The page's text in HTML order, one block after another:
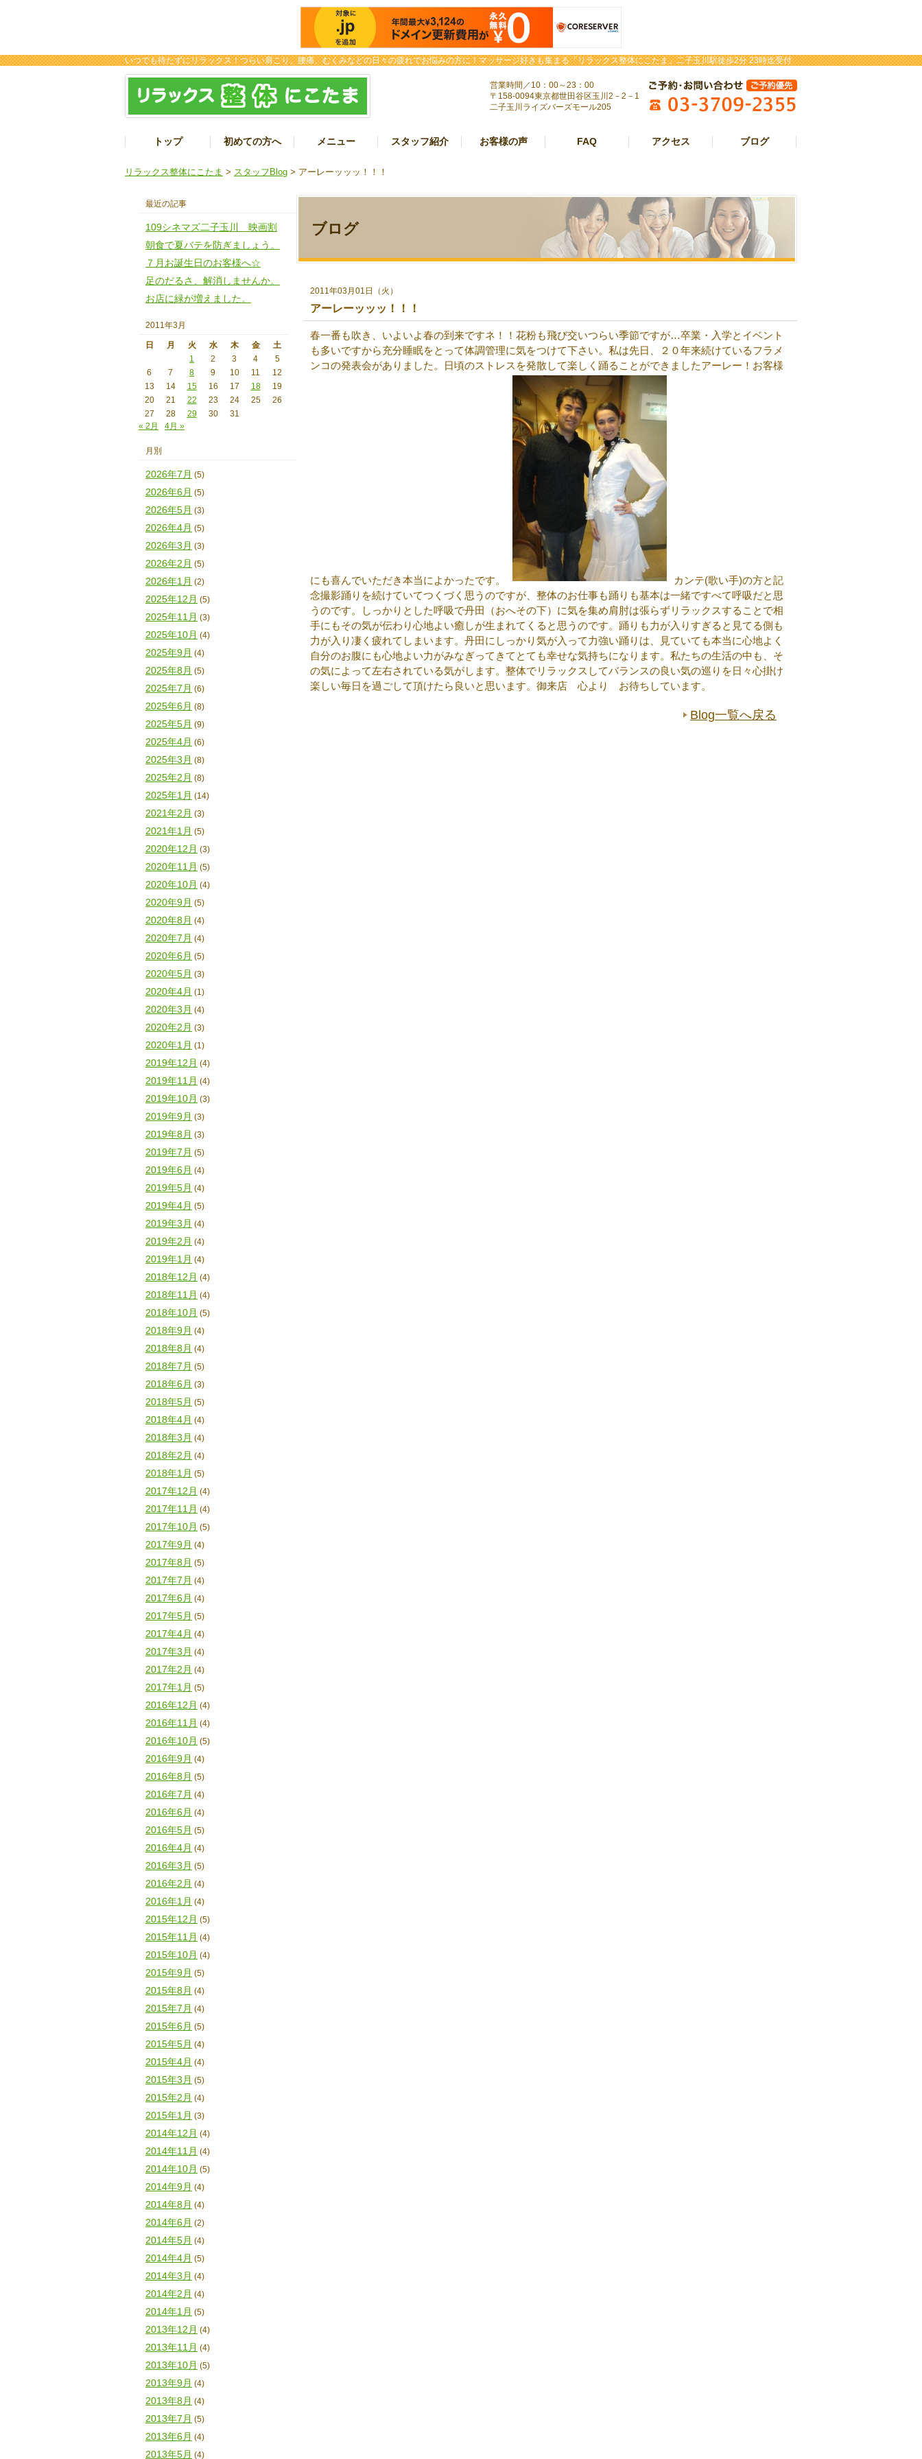
いつでも待たずにリラックス！つらい肩こり、腰痛、むくみなどの日々の疲れでお悩みの方に！マッサージ好きも集まる「リラックス整体にこたま」二子玉川駅徒歩2分 23時迄受付
営業時間／10：00～23：00
〒158-0094東京都世田谷区玉川2－2－1
二子玉川ライズバーズモール205
トップ 初めての方へ メニュー スタッフ紹介 お客様の声 FAQ アクセス ブログ
リラックス整体にこたま > スタッフBlog > アーレーッッッ！！！
ブログ
2011年03月01日（火）
アーレーッッッ！！！
春一番も吹き、いよいよ春の到来ですネ！！花粉も飛び交いつらい季節ですが…卒業・入学とイベント
も多いですから充分睡眠をとって体調管理に気をつけて下さい。私は先日、２０年来続けているフラメ
ンコの発表会がありました。日頃のストレスを発散して楽しく踊ることができましたアーレー！お客様
にも喜んでいただき本当によかったです。
カンテ(歌い手)の方と記
念撮影踊りを続けていてつくづく思うのですが、整体のお仕事も踊りも基本は一緒ですべて呼吸だと思
うのです。しっかりとした呼吸で丹田（おへその下）に気を集め肩肘は張らずリラックスすることで相
手にもその気が伝わり心地よい癒しが生まれてくると思うのです。踊りも力が入りすぎると見てる側も
力が入り凄く疲れてしまいます。丹田にしっかり気が入って力強い踊りは、見ていても本当に心地よく
自分のお腹にも心地よい力がみなぎってきてとても幸せな気持ちになります。私たちの生活の中も、そ
の気によって左右されている気がします。整体でリラックスしてバランスの良い気の巡りを日々心掛け
楽しい毎日を過ごして頂けたら良いと思います。御来店 心より お待ちしています。
Blog一覧へ戻る
最近の記事
109シネマズ二子玉川 映画割
朝食で夏バテを防ぎましょう。
７月お誕生日のお客様へ☆
足のだるさ、解消しませんか。
お店に緑が増えました。
2011年3月
日 月 火 水 木 金
土
1
2 3 4
5
6
7 8 9 10 11
12
13
14 15 16 17 18
19
20
21 22 23 24 25
26
27
28 29 30
31
« 2月
4月 »
月別
2026年7月 (5)
2026年6月 (5)
2026年5月 (3)
2026年4月 (5)
2026年3月 (3)
2026年2月 (5)
2026年1月 (2)
2025年12月 (5)
2025年11月 (3)
2025年10月 (4)
2025年9月 (4)
2025年8月 (5)
2025年7月 (6)
2025年6月 (8)
2025年5月 (9)
2025年4月 (6)
2025年3月 (8)
2025年2月 (8)
2025年1月 (14)
2021年2月 (3)
2021年1月 (5)
2020年12月 (3)
2020年11月 (5)
2020年10月 (4)
2020年9月 (5)
2020年8月 (4)
2020年7月 (4)
2020年6月 (5)
2020年5月 (3)
2020年4月 (1)
2020年3月 (4)
2020年2月 (3)
2020年1月 (1)
2019年12月 (4)
2019年11月 (4)
2019年10月 (3)
2019年9月 (3)
2019年8月 (3)
2019年7月 (5)
2019年6月 (4)
2019年5月 (4)
2019年4月 (5)
2019年3月 (4)
2019年2月 (4)
2019年1月 (4)
2018年12月 (4)
2018年11月 (4)
2018年10月 (5)
2018年9月 (4)
2018年8月 (4)
2018年7月 (5)
2018年6月 (3)
2018年5月 (5)
2018年4月 (4)
2018年3月 (4)
2018年2月 (4)
2018年1月 (5)
2017年12月 (4)
2017年11月 (4)
2017年10月 (5)
2017年9月 (4)
2017年8月 (5)
2017年7月 (4)
2017年6月 (4)
2017年5月 (5)
2017年4月 (4)
2017年3月 (4)
2017年2月 (4)
2017年1月 (5)
2016年12月 (4)
2016年11月 (4)
2016年10月 (5)
2016年9月 (4)
2016年8月 (5)
2016年7月 (4)
2016年6月 (4)
2016年5月 (5)
2016年4月 (4)
2016年3月 (5)
2016年2月 (4)
2016年1月 (4)
2015年12月 (5)
2015年11月 (4)
2015年10月 (4)
2015年9月 (5)
2015年8月 (4)
2015年7月 (4)
2015年6月 (5)
2015年5月 (4)
2015年4月 (4)
2015年3月 (5)
2015年2月 (4)
2015年1月 (3)
2014年12月 (4)
2014年11月 (4)
2014年10月 (5)
2014年9月 (4)
2014年8月 (4)
2014年6月 (2)
2014年5月 (4)
2014年4月 (5)
2014年3月 (4)
2014年2月 (4)
2014年1月 (5)
2013年12月 (4)
2013年11月 (4)
2013年10月 (5)
2013年9月 (4)
2013年8月 (4)
2013年7月 (5)
2013年6月 (4)
2013年5月 (4)